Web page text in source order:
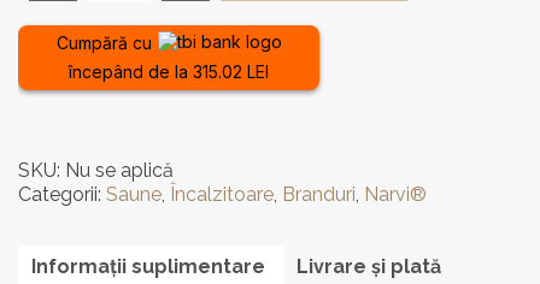
electric
premium
Narvi
10.5kW
(fără
Cumpără cu
începând de la 315.02 LEI
SKU: Nu se aplică
Categorii: Saune Încalzitoare Branduri Narvi®
Informații suplimentare
Livrare și plată